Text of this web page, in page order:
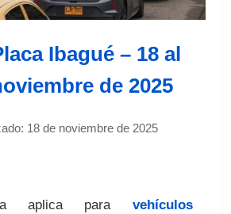
Ibagué – 18 al
de 2025
18 de noviembre de 2025
aplica para vehículos